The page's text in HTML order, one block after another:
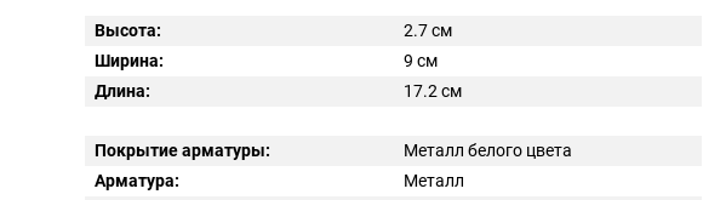
Высота:
2.7 см
Ширина:
9 см
Длина:
17.2 см
Покрытие арматуры:
Металл белого цвета
Арматура:
Металл